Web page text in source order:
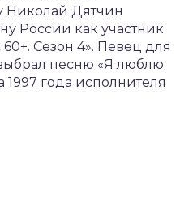
Николай Дятчин
России как участник
Сезон 4». Певец для
песню «Я люблю
1997 года исполнителя